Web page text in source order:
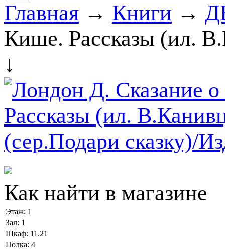
Главная → Книги →
Кише. Рассказы (ил.
↓
Как найти в магазине
Этаж: 1
Зал: 1
Шкаф: 11.21
Полка: 4